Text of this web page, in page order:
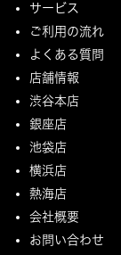
サービス
ご利用の流れ
よくある質問
店舗情報
渋谷本店
銀座店
池袋店
横浜店
熱海店
会社概要
お問い合わせ